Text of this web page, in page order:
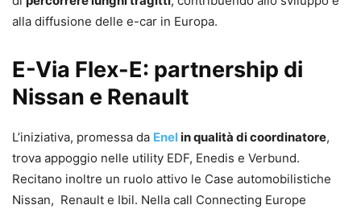
alla diffusione delle e-car in Europa.
E-Via Flex-E: partnership di
Nissan e Renault
L’iniziativa, promessa da Enelin qualità di coordinatore,
trova appoggio nelle utility EDF, Enedis e Verbund.
Recitano inoltre un ruolo attivo le Case automobilistiche
Nissan, Renault e Ibil. Nella call Connecting Europe